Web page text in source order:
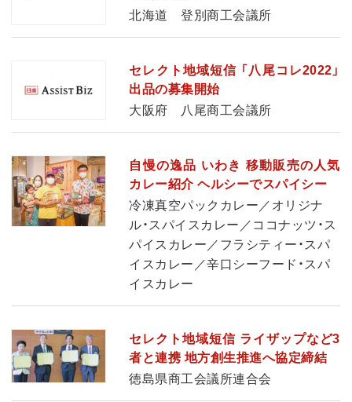
北海道 登別商工会議所
セレクト地域短信 「八尾コレ2022」
出品の募集開始
大阪府 八尾商工会議所
自慢の逸品 いわき 移動販売の人気
カレー紹介 ヘルシーでスパイシー
冷凍真空パックカレー／オリジナ
ル・スパイスカレー／ココナッツ・ス
パイスカレー／フラシティー・スパ
イスカレー／辛口シーフード・スパ
イスカレー
セレクト地域短信 ライザップなど3
者と連携 地方創生推進へ協定締結
徳島県商工会議所連合会